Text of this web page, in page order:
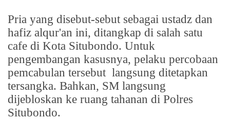
Pria yang disebut-sebut sebagai ustadz dan
hafiz alqur'an ini, ditangkap di salah satu
cafe di Kota Situbondo. Untuk
pengembangan kasusnya, pelaku percobaan
pemcabulan tersebut langsung ditetapkan
tersangka. Bahkan, SM langsung
dijebloskan ke ruang tahanan di Polres
Situbondo.